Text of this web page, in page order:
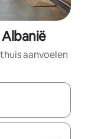
aanvoelen
je een keuze